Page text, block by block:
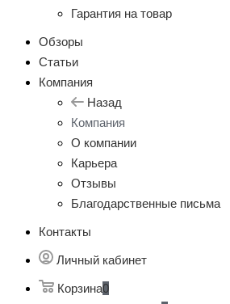
Гарантия на товар
Обзоры
Статьи
Компания
Назад
Компания
О компании
Карьера
Отзывы
Благодарственные письма
Контакты
Личный кабинет
Корзина0